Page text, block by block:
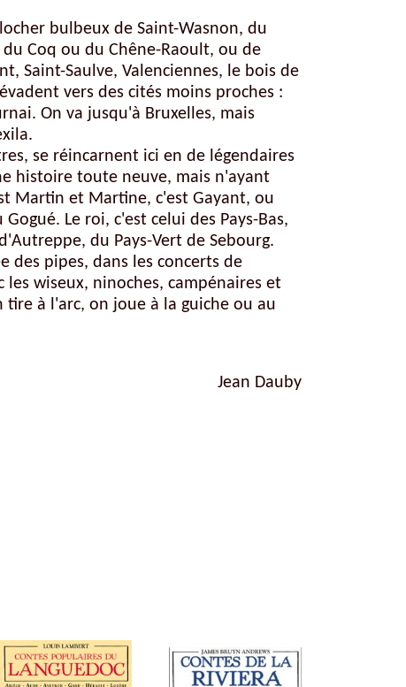
bulbeux de Saint-Wasnon, du
Coq ou du Chêne-Raoult, ou de
Saint-Saulve, Valenciennes, le bois de
vers des cités moins proches :
On va jusqu'à Bruxelles, mais
se réincarnent ici en de légendaires
histoire toute neuve, mais n'ayant
Martin et Martine, c'est Gayant, ou
Le roi, c'est celui des Pays-Bas,
du Pays-Vert de Sebourg.
des pipes, dans les concerts de
les wiseux, ninoches, campénaires et
tire à l'arc, on joue à la guiche ou au
Jean Dauby